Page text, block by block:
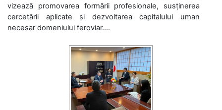
vizează promovarea formării profesionale, susținerea
cercetării aplicate și dezvoltarea capitalului uman
necesar domeniului feroviar....